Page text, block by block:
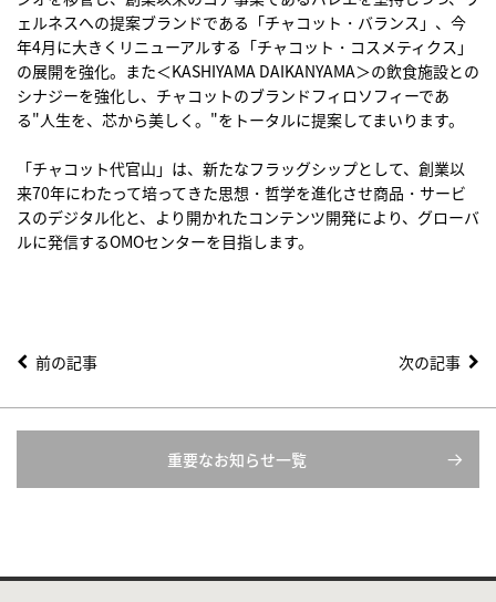
ェルネスへの提案ブランドである「チャコット・バランス」、今
年4月に大きくリニューアルする「チャコット・コスメティクス」
の展開を強化。また＜KASHIYAMA DAIKANYAMA＞の飲食施設との
シナジーを強化し、チャコットのブランドフィロソフィーであ
る"人生を、芯から美しく。"をトータルに提案してまいります。
「チャコット代官山」は、新たなフラッグシップとして、創業以
来70年にわたって培ってきた思想・哲学を進化させ商品・サービ
スのデジタル化と、より開かれたコンテンツ開発により、グローバ
ルに発信するOMOセンターを目指します。
前の記事 次の記事
重要なお知らせ一覧